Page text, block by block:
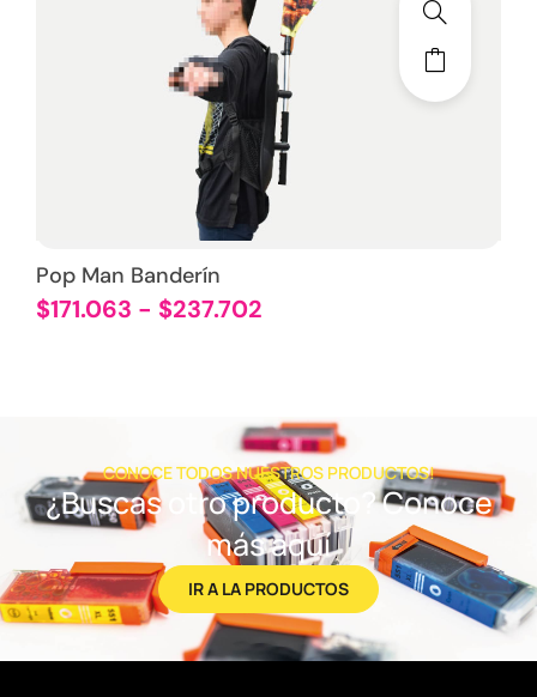
Pop Man Banderín
$171.063 - $237.702
CONOCE TODOS NUESTROS PRODUCTOS!
¿Buscas otro producto? Conoce
más aquí
IR A LA PRODUCTOS